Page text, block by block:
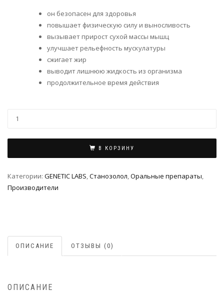
он безопасен для здоровья
повышает физическую силу и выносливость
вызывает прирост сухой массы мышц
улучшает рельефность мускулатуры
сжигает жир
выводит лишнюю жидкость из организма
продолжительное время действия
В КОРЗИНУ
Категории: GENETIC LABS,Станoзолол,Оральные препараты,
Производители
ОПИСАНИЕ ОТЗЫВЫ (0)
ОПИСАНИЕ